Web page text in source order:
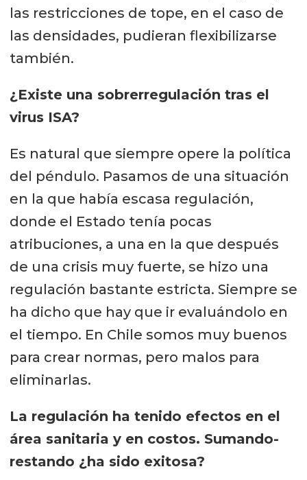
las restricciones de tope, en el caso de
las densidades, pudieran flexibilizarse
también.
¿Existe una sobrerregulación tras el
virus ISA?
Es natural que siempre opere la política
del péndulo. Pasamos de una situación
en la que había escasa regulación,
donde el Estado tenía pocas
atribuciones, a una en la que después
de una crisis muy fuerte, se hizo una
regulación bastante estricta. Siempre se
ha dicho que hay que ir evaluándolo en
el tiempo. En Chile somos muy buenos
para crear normas, pero malos para
eliminarlas.
La regulación ha tenido efectos en el
área sanitaria y en costos. Sumando-
restando ¿ha sido exitosa?